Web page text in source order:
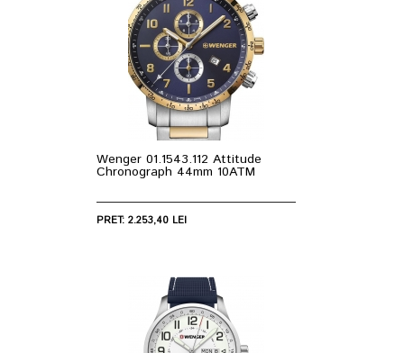
Wenger 01.1543.112 Attitude
Chronograph 44mm 10ATM
PRET: 2.253,40 LEI